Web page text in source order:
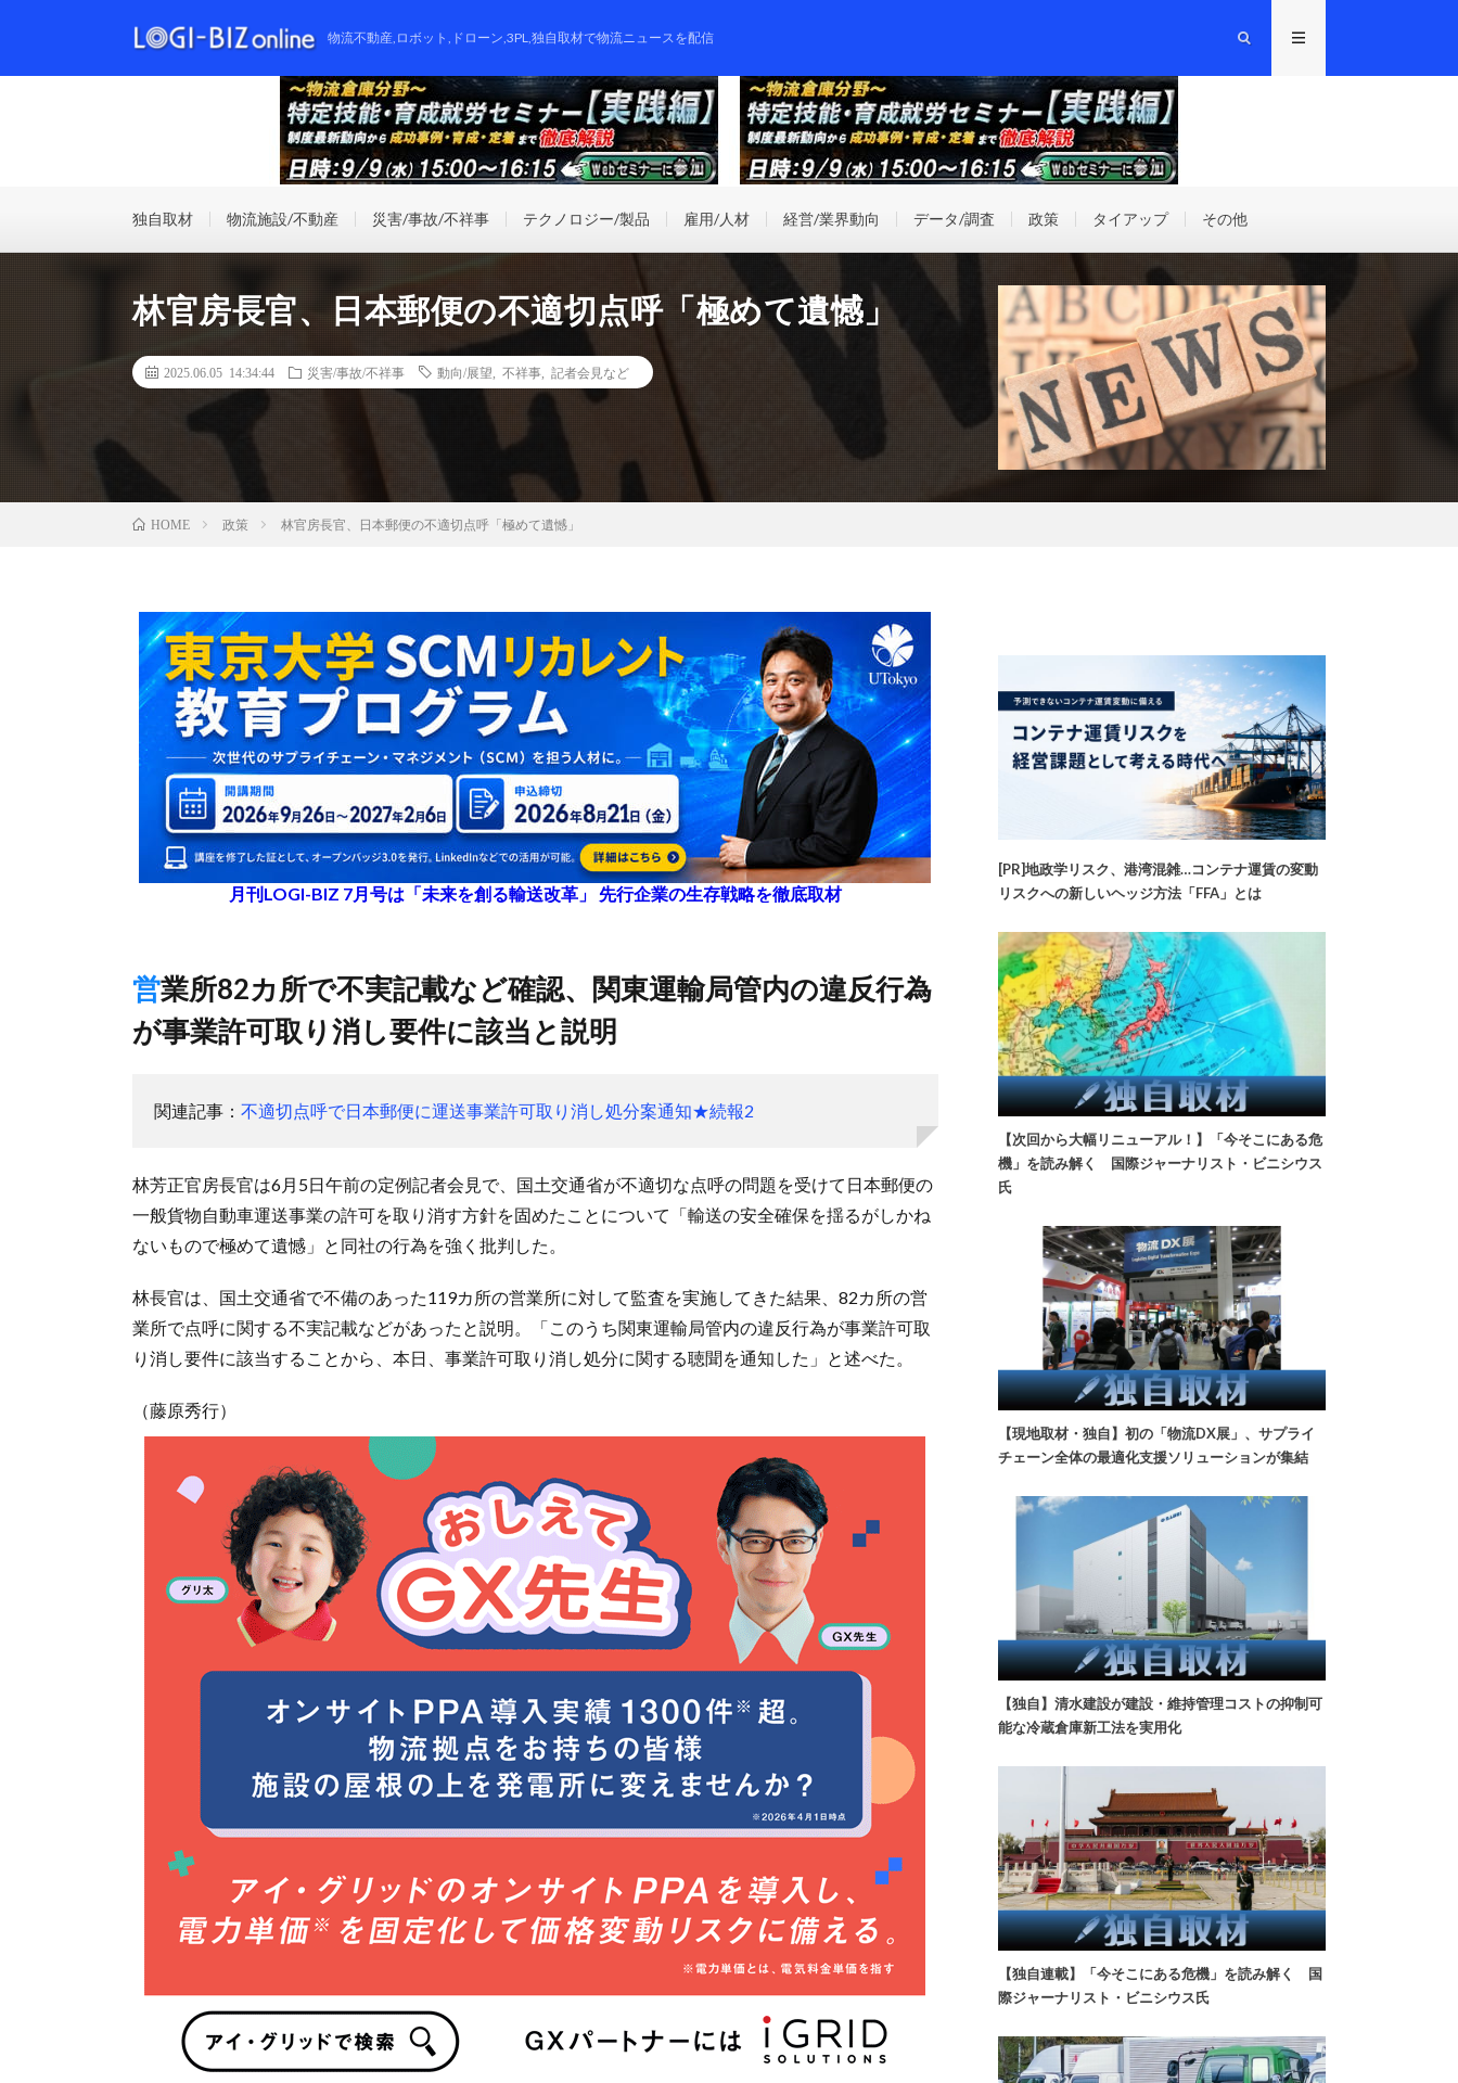
物流不動産,ロボット,ドローン,3PL,独自取材で物流ニュースを配信
独自取材 物流施設/不動産 災害/事故/不祥事 テクノロジー/製品 雇用/人材 経営/業界動向 データ/調査 政策 タイアップ その他
林官房長官、日本郵便の不適切点呼「極めて遺憾」
2025.06.05 14:34:44 災害/事故/不祥事 動向/展望 不祥事 記者会見など
HOME 政策 林官房長官、日本郵便の不適切点呼「極めて遺憾」
月刊LOGI-BIZ 7月号は「未来を創る輸送改革」 先行企業の生存戦略を徹底取材
営業所82カ所で不実記載など確認、関東運輸局管内の違反行為
が事業許可取り消し要件に該当と説明
関連記事： 不適切点呼で日本郵便に運送事業許可取り消し処分案通知★続報2
林芳正官房長官は6月5日午前の定例記者会見で、国土交通省が不適切な点呼の問題を受けて日本郵便の
一般貨物自動車運送事業の許可を取り消す方針を固めたことについて「輸送の安全確保を揺るがしかね
ないもので極めて遺憾」と同社の行為を強く批判した。
林長官は、国土交通省で不備のあった119カ所の営業所に対して監査を実施してきた結果、82カ所の営
業所で点呼に関する不実記載などがあったと説明。「このうち関東運輸局管内の違反行為が事業許可取
り消し要件に該当することから、本日、事業許可取り消し処分に関する聴聞を通知した」と述べた。
（藤原秀行）
[PR]地政学リスク、港湾混雑…コンテナ運賃の変動
リスクへの新しいヘッジ方法「FFA」とは
【次回から大幅リニューアル！】「今そこにある危
機」を読み解く 国際ジャーナリスト・ビニシウス
氏
【現地取材・独自】初の「物流DX展」、サプライ
チェーン全体の最適化支援ソリューションが集結
【独自】清水建設が建設・維持管理コストの抑制可
能な冷蔵倉庫新工法を実用化
【独自連載】「今そこにある危機」を読み解く 国
際ジャーナリスト・ビニシウス氏